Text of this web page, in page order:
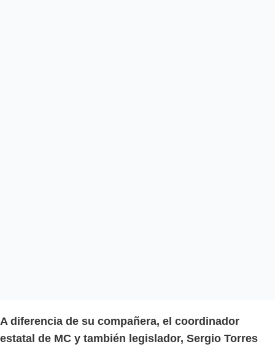
A diferencia de su compañera, el coordinador
estatal de MC y también legislador, Sergio Torres